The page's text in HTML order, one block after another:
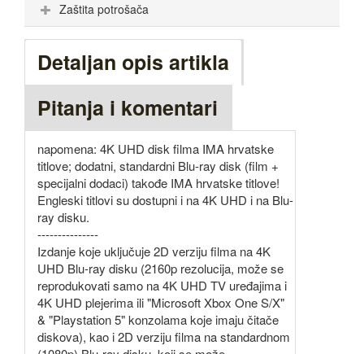
Zaštita potrošača
Detaljan opis artikla
Pitanja i komentari
napomena: 4K UHD disk filma IMA hrvatske
titlove; dodatni, standardni Blu-ray disk (film +
specijalni dodaci) takođe IMA hrvatske titlove!
Engleski titlovi su dostupni i na 4K UHD i na Blu-
ray disku.
---------------
Izdanje koje uključuje 2D verziju filma na 4K
UHD Blu-ray disku (2160p rezolucija, može se
reprodukovati samo na 4K UHD TV uređajima i
4K UHD plejerima ili "Microsoft Xbox One S/X"
& "Playstation 5" konzolama koje imaju čitače
diskova), kao i 2D verziju filma na standardnom